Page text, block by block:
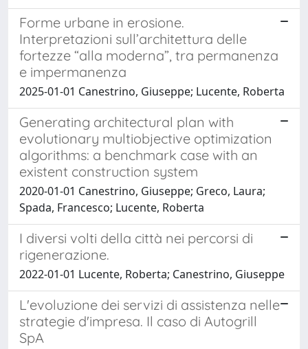
Forme urbane in erosione.
Interpretazioni sull’architettura delle
fortezze “alla moderna”, tra permanenza
e impermanenza
2025-01-01 Canestrino, Giuseppe; Lucente, Roberta
Generating architectural plan with
evolutionary multiobjective optimization
algorithms: a benchmark case with an
existent construction system
2020-01-01 Canestrino, Giuseppe; Greco, Laura;
Spada, Francesco; Lucente, Roberta
I diversi volti della città nei percorsi di
rigenerazione.
2022-01-01 Lucente, Roberta; Canestrino, Giuseppe
L'evoluzione dei servizi di assistenza nelle
strategie d'impresa. Il caso di Autogrill
SpA